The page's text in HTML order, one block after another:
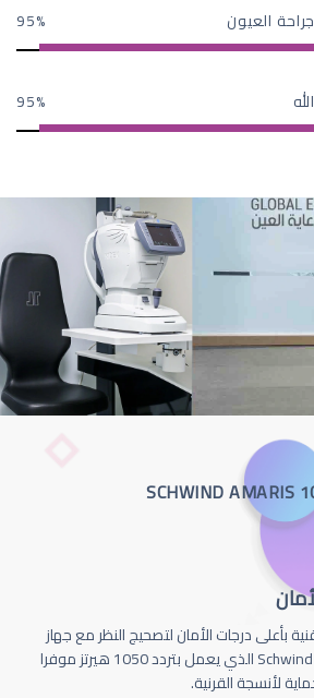
العيون 95
95
بأعلى درجات الأمان لتصحيج النظر مع جهاز
Schwind Amaris 1050 الذي يعمل بتردد 1050 هيرتز موفرا
لأنسجة القرنية.